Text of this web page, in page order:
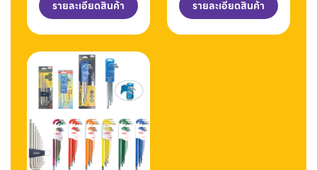
รายละเอียดสินค้า รายละเอียดสินค้า